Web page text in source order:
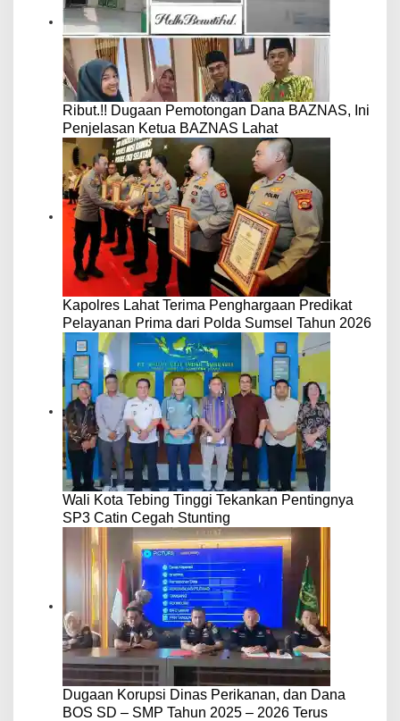
Ribut.!! Dugaan Pemotongan Dana BAZNAS, Ini
Penjelasan Ketua BAZNAS Lahat
Kapolres Lahat Terima Penghargaan Predikat
Pelayanan Prima dari Polda Sumsel Tahun 2026
Wali Kota Tebing Tinggi Tekankan Pentingnya
SP3 Catin Cegah Stunting
Dugaan Korupsi Dinas Perikanan, dan Dana
BOS SD – SMP Tahun 2025 – 2026 Terus